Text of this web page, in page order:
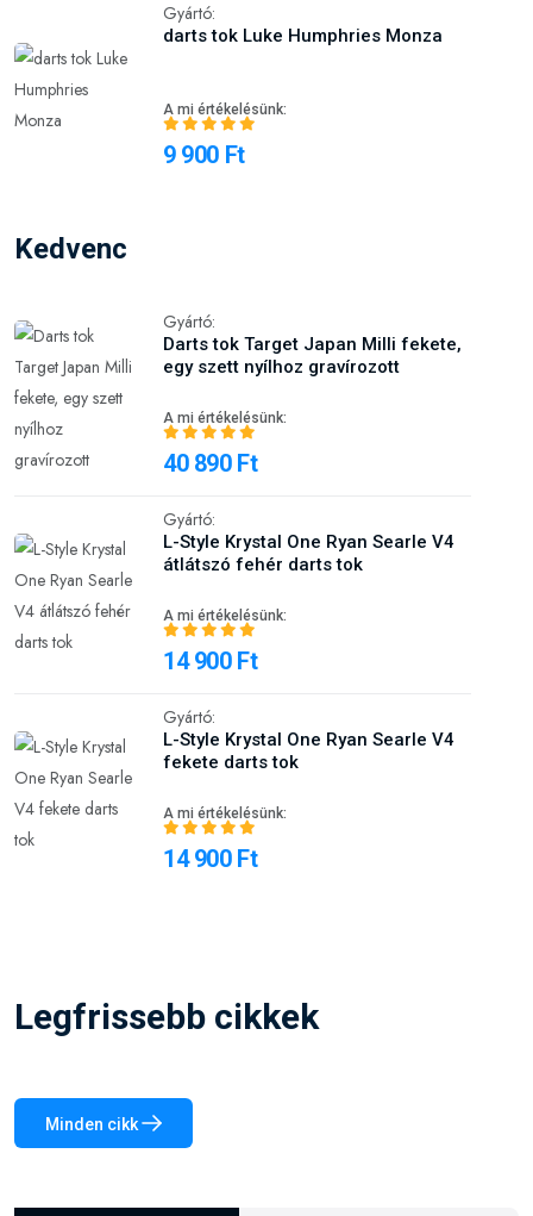
Gyártó:
darts tok Luke Humphries Monza
A mi értékelésünk:
9 900 Ft
Kedvenc
Gyártó:
Darts tok Target Japan Milli fekete,
egy szett nyílhoz gravírozott
A mi értékelésünk:
40 890 Ft
Gyártó:
L-Style Krystal One Ryan Searle V4
átlátszó fehér darts tok
A mi értékelésünk:
14 900 Ft
Gyártó:
L-Style Krystal One Ryan Searle V4
fekete darts tok
A mi értékelésünk:
14 900 Ft
Legfrissebb cikkek
Minden cikk